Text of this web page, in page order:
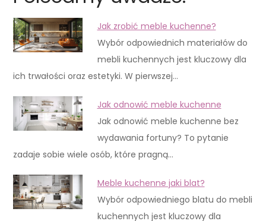
Jak zrobić meble kuchenne?
Wybór odpowiednich materiałów do
mebli kuchennych jest kluczowy dla
ich trwałości oraz estetyki. W pierwszej…
Jak odnowić meble kuchenne
Jak odnowić meble kuchenne bez
wydawania fortuny? To pytanie
zadaje sobie wiele osób, które pragną…
Meble kuchenne jaki blat?
Wybór odpowiedniego blatu do mebli
kuchennych jest kluczowy dla